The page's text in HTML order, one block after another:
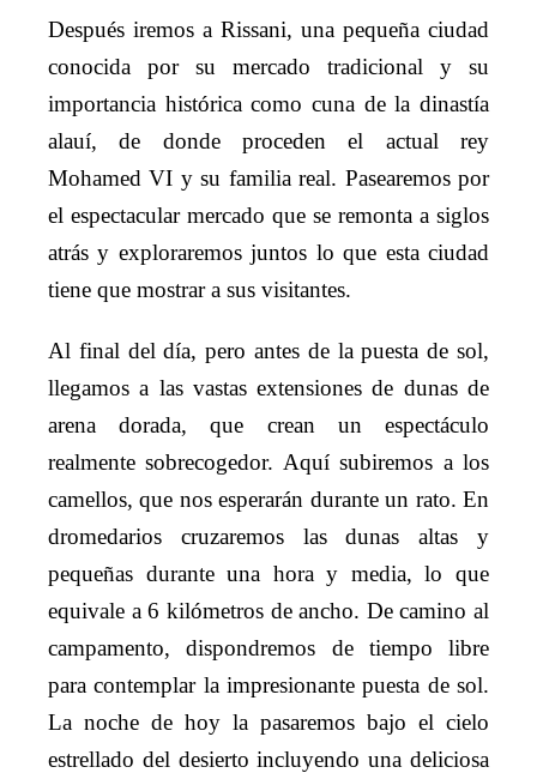
Después iremos a Rissani, una pequeña ciudad
conocida por su mercado tradicional y su
importancia histórica como cuna de la dinastía
alauí, de donde proceden el actual rey
Mohamed VI y su familia real. Pasearemos por
el espectacular mercado que se remonta a siglos
atrás y exploraremos juntos lo que esta ciudad
tiene que mostrar a sus visitantes.
Al final del día, pero antes de la puesta de sol,
llegamos a las vastas extensiones de dunas de
arena dorada, que crean un espectáculo
realmente sobrecogedor. Aquí subiremos a los
camellos, que nos esperarán durante un rato. En
dromedarios cruzaremos las dunas altas y
pequeñas durante una hora y media, lo que
equivale a 6 kilómetros de ancho. De camino al
campamento, dispondremos de tiempo libre
para contemplar la impresionante puesta de sol.
La noche de hoy la pasaremos bajo el cielo
estrellado del desierto incluyendo una deliciosa